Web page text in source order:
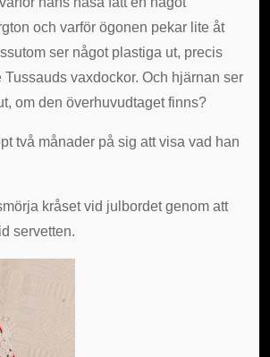
och varför ögonen pekar lite åt
ser något plastiga ut, precis
Tussauds vaxdockor. Och hjärnan ser
om den överhuvudtaget finns?
två månader på sig att visa vad han
kråset vid julbordet genom att
servetten.